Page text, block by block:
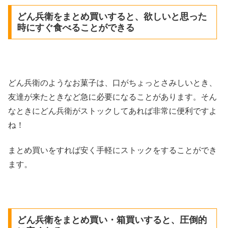
どん兵衛をまとめ買いすると、欲しいと思った
時にすぐ食べることができる
どん兵衛のようなお菓子は、口がちょっとさみしいとき、
友達が来たときなど急に必要になることがあります。そん
なときにどん兵衛がストックしてあれば非常に便利ですよ
ね！
まとめ買いをすれば安く手軽にストックをすることができ
ます。
どん兵衛をまとめ買い・箱買いすると、圧倒的